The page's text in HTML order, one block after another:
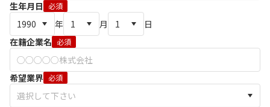
生年月日 必須
年 月
日
在籍企業名 必須
希望業界 必須